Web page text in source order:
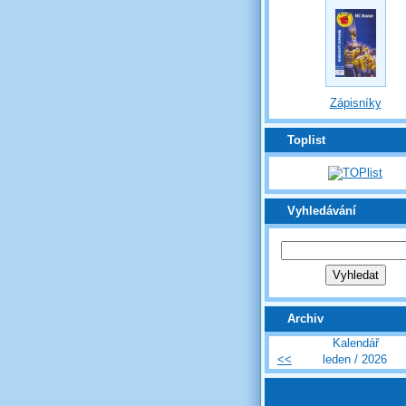
Zápisníky
Toplist
Vyhledávání
Archiv
Kalendář
<<
leden / 2026